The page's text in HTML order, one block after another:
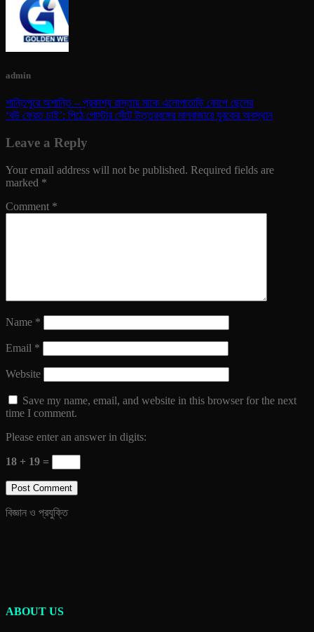
admin
শান্তিপুরে অশান্তি – প্রকাশ্য রাস্তায় মাকে এলোপাতাড়ি কোপে ছেলের
‘বউ ফেরত চাই’: পিঠে পোস্টার সেঁটে উত্তরবঙ্গের মালবাজারে যুবকের অবস্থান
Leave a Reply
Your email address will not be published. Required fields are
marked *
Comment *
Name *
Email *
Website
Save my name, email, and website in this browser for the next
time I comment.
Please enter an answer in digits:
18 + 19 =
বিজ্ঞান ও প্রযুক্তি
ABOUT US